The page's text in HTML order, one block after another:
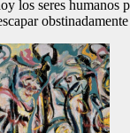
los seres